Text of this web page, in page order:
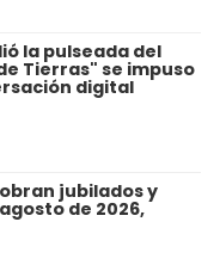
la pulseada del
Tierras" se impuso
digital
jubilados y
de 2026,